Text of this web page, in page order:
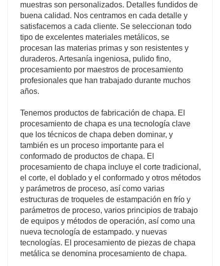
muestras son personalizados. Detalles fundidos de
buena calidad. Nos centramos en cada detalle y
satisfacemos a cada cliente. Se seleccionan todo
tipo de excelentes materiales metálicos, se
procesan las materias primas y son resistentes y
duraderos. Artesanía ingeniosa, pulido fino,
procesamiento por maestros de procesamiento
profesionales que han trabajado durante muchos
años.
Tenemos productos de fabricación de chapa. El
procesamiento de chapa es una tecnología clave
que los técnicos de chapa deben dominar, y
también es un proceso importante para el
conformado de productos de chapa. El
procesamiento de chapa incluye el corte tradicional,
el corte, el doblado y el conformado y otros métodos
y parámetros de proceso, así como varias
estructuras de troqueles de estampación en frío y
parámetros de proceso, varios principios de trabajo
de equipos y métodos de operación, así como una
nueva tecnología de estampado. y nuevas
tecnologías. El procesamiento de piezas de chapa
metálica se denomina procesamiento de chapa.